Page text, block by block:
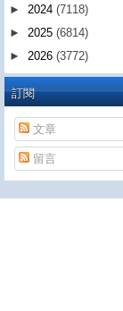
► 2024 (7118)
► 2025 (6814)
► 2026 (3772)
訂閱
文章
留言